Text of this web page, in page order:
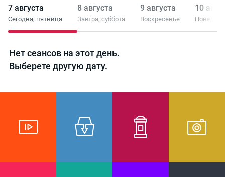
7 августа
Сегодня, пятница
8 августа
Завтра, суббота
9 августа
Воскресенье
10
Нет сеансов на этот день.
Выберете другую дату.